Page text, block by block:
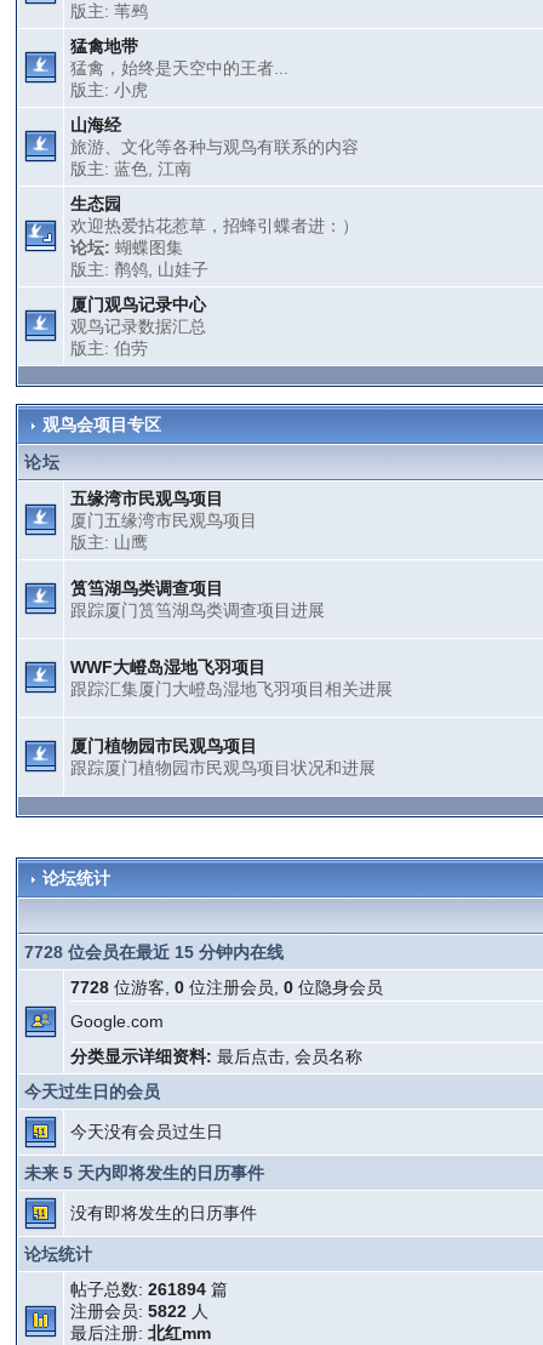
版主:苇鹀
猛禽地带
猛禽，始终是天空中的王者...
版主:小虎
山海经
旅游、文化等各种与观鸟有联系的内容
版主:蓝色 ,江南
生态园
欢迎热爱拈花惹草，招蜂引蝶者进：）
论坛: 蝴蝶图集
版主:鹡鸰 山娃子
厦门观鸟记录中心
观鸟记录数据汇总
版主:伯劳
观鸟会项目专区
论坛
五缘湾市民观鸟项目
厦门五缘湾市民观鸟项目
版主: 山鹰
筼筜湖鸟类调查项目
跟踪厦门筼筜湖鸟类调查项目进展
WWF大嶝岛湿地飞羽项目
跟踪汇集厦门大嶝岛湿地飞羽项目相关进展
厦门植物园市民观鸟项目
跟踪厦门植物园市民观鸟项目状况和进展
论坛统计
7728 位会员在最近 15 分钟内在线
7728 位游客,0 位注册会员,0 位隐身会员
Google.com
分类显示详细资料: 最后点击 ,会员名称
今天过生日的会员
今天没有会员过生日
未来 5 天内即将发生的日历事件
没有即将发生的日历事件
论坛统计
帖子总数:261894 篇
注册会员:5822 人
最后注册:北红mm